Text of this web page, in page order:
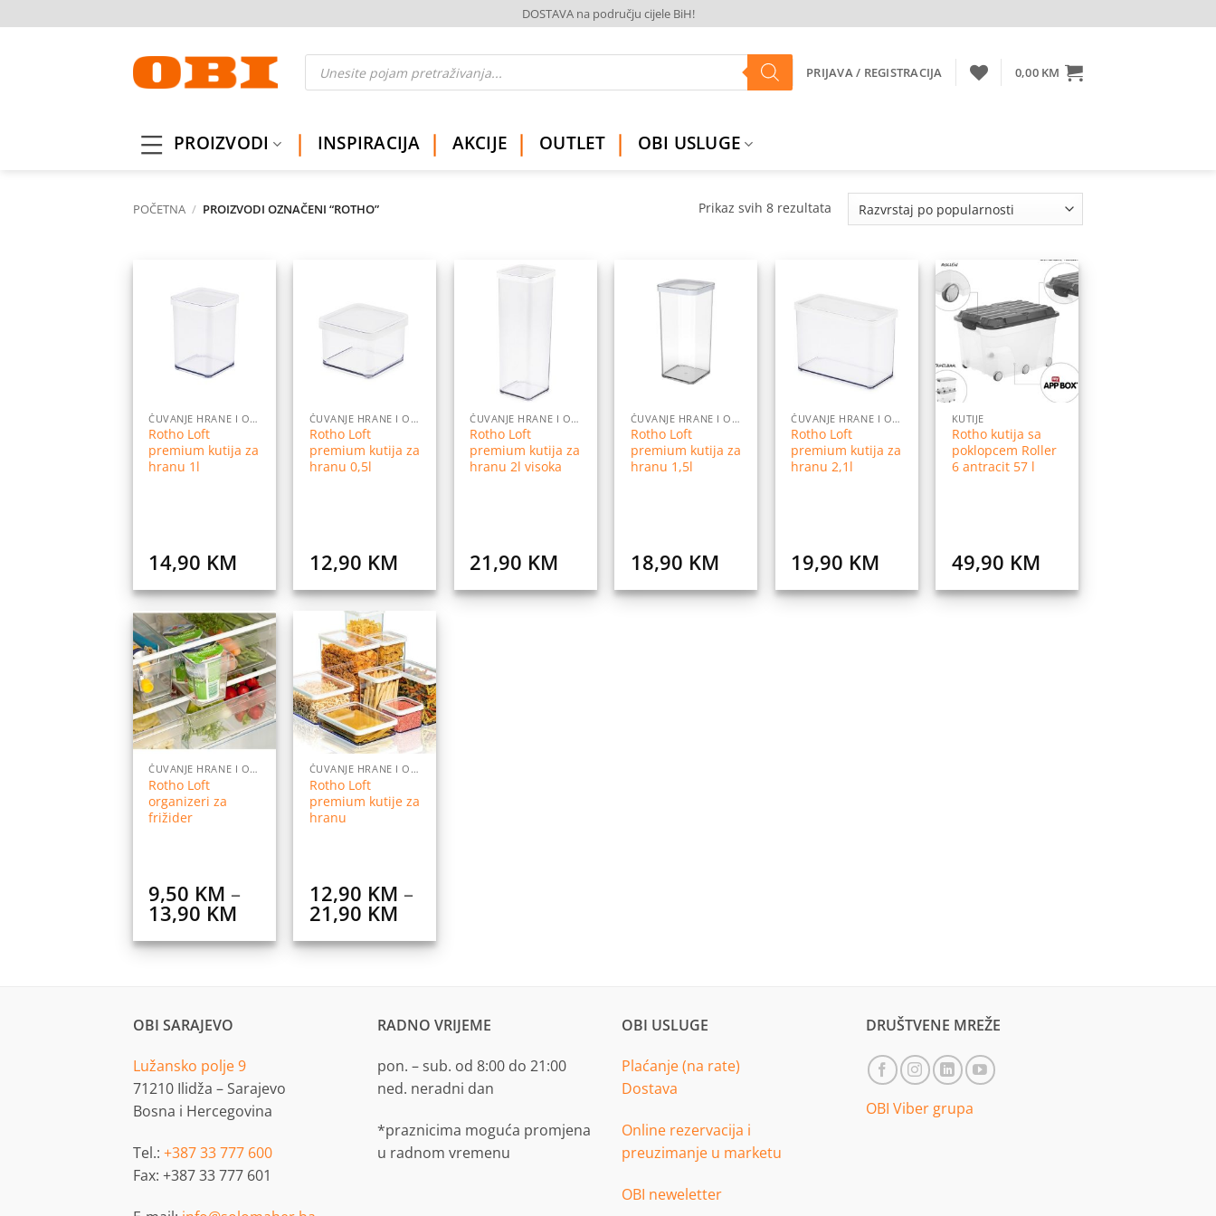
to
DOSTAVA na području cijele BiH!
Products
search PRIJAVA / REGISTRACIJA 0,00 KM
PROIZVODI INSPIRACIJA AKCIJE OUTLET OBI USLUGE
POČETNA / PROIZVODI OZNAČENI “ROTHO” Prikaz svih 8 rezultataSorted
ČUVANJE HRANE I ORGANIZACIJA
Rotho Loft
premium kutija za
hranu 1l
14,90 KM
ČUVANJE HRANE I ORGANIZACIJA
Rotho Loft
premium kutija za
hranu 0,5l
12,90 KM
ČUVANJE HRANE I ORGANIZACIJA
Rotho Loft
premium kutija za
hranu 2l visoka
21,90 KM
ČUVANJE HRANE I ORGANIZACIJA
Rotho Loft
premium kutija za
hranu 1,5l
18,90 KM
Dodaj
želja
ČUVANJE HRANE I ORGANIZACIJA
Rotho Loft
premium kutija za
hranu 2,1l
19,90 KM
Dodaj
na
KUTIJE
Rotho kutija sa
poklopcem Roller
6 antracit 57 l
49,90 KM
Dodaj
na
listu
želja
ČUVANJE HRANE I ORGANIZACIJA
Rotho Loft
organizeri za
frižider
9,50 KM –
13,90 KM
9,50 KM
Dodaj
na
listu
želja
ČUVANJE HRANE I ORGANIZACIJA
Rotho Loft
premium kutije za
hranu
12,90 KM –
21,90 KMPrice
12,90 KM
OBI SARAJEVO
Lužansko polje 9
71210 Ilidža – Sarajevo
Bosna i Hercegovina
Tel.: +387 33 777 600
Fax: +387 33 777 601
RADNO VRIJEME
pon. – sub. od 8:00 do 21:00
ned. neradni dan
*praznicima moguća promjena
u radnom vremenu
OBI USLUGE
Plaćanje (na rate)
Dostava
Online rezervacija i
preuzimanje u marketu
OBI neweletter
DRUŠTVENE MREŽE
OBI Viber grupa